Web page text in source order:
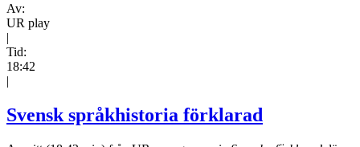
Av:
UR play
|
Tid:
18:42
|
Svensk språkhistoria förklarad